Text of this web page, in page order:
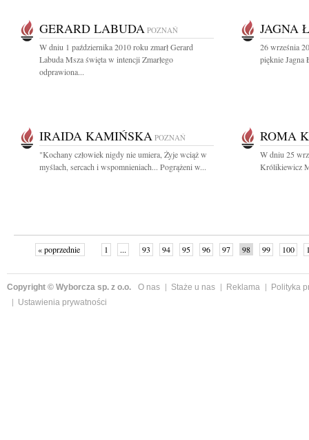
GERARD LABUDA POZNAŃ
W dniu 1 października 2010 roku zmarł Gerard
Labuda Msza święta w intencji Zmarłego
odprawiona...
JAGNA
26 września
pięknie Jagna
IRAIDA KAMIŃSKA POZNAŃ
"Kochany człowiek nigdy nie umiera, Żyje wciąż w
myślach, sercach i wspomnieniach... Pogrążeni w...
ROMA
W dniu 25
Królikiewicz
« poprzednie 1 ... 93 94 95 96 97 98 99 100
Copyright © Wyborcza sp. z o.o. O nas Staże u nas Reklama
Polityka
Ustawienia prywatności